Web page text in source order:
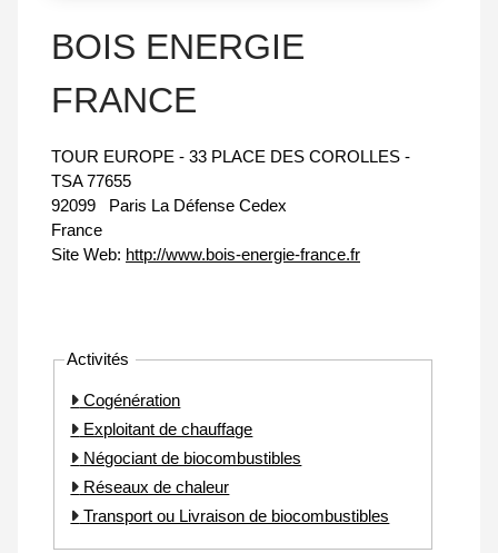
BOIS ENERGIE
FRANCE
TOUR EUROPE - 33 PLACE DES COROLLES -
TSA 77655
92099
Paris La Défense Cedex
France
Site Web: http://www.bois-energie-france.fr
Activités
Cogénération
Exploitant de chauffage
Négociant de biocombustibles
Réseaux de chaleur
Transport ou Livraison de biocombustibles